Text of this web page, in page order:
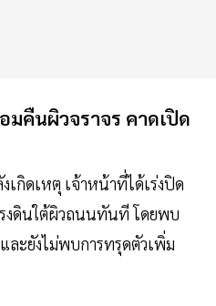
มคืนผิวจราจร คาดเปิด
เกิดเหตุ เจ้าหน้าที่ได้เร่งปิด
งดินใต้ผิวถนนทันที โดยพบ
ละยังไม่พบการทรุดตัวเพิ่ม